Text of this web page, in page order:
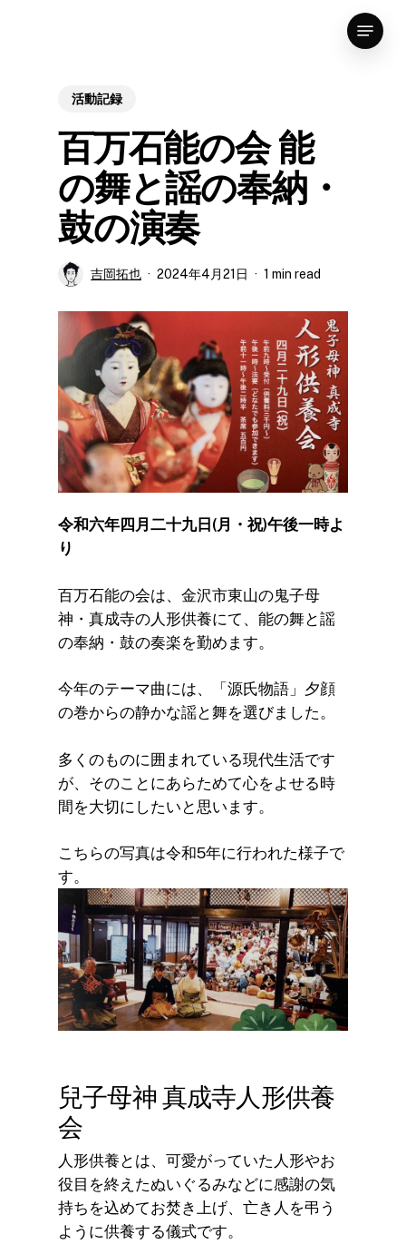
Menu
活動記録
百万石能の会 能
の舞と謡の奉納・
鼓の演奏
吉岡拓也 2024年4月21日 1 min read
令和六年四月二十九日(月・祝)午後一時よ
り
百万石能の会は、金沢市東山の鬼子母
神・真成寺の人形供養にて、能の舞と謡
の奉納・鼓の奏楽を勤めます。
今年のテーマ曲には、「源氏物語」夕顔
の巻からの静かな謡と舞を選びました。
多くのものに囲まれている現代生活です
が、そのことにあらためて心をよせる時
間を大切にしたいと思います。
こちらの写真は令和5年に行われた様子で
す。
兒子母神 真成寺人形供養
会
人形供養とは、可愛がっていた人形やお
役目を終えたぬいぐるみなどに感謝の気
持ちを込めてお焚き上げ、亡き人を弔う
ように供養する儀式です。